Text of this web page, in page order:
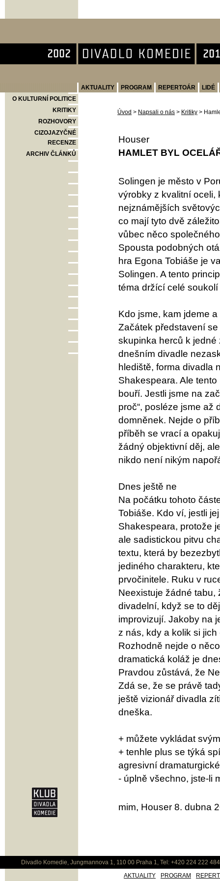
AKTUALITY PROGRAM REPERTOÁR
LIDÉ
O KULTURNÍ POLITICE
KRITIKY
ROZHOVORY
CIZOJAZYČNÉ
RECENZE
ARCHIV ČLÁNKŮ
Úvod > Napsali o nás > Kritiky >
Houser
HAMLET BYL
Solingen je město v
výrobky z kvalitní oceli,
nejznámějších
co mají tyto dvě
vůbec něco
Spousta podobných
hra Egona Tobiáše je
Solingen. A tento
téma držící celé
Kdo jsme, kam jdeme a
Začátek představení
skupinka herců k
dnešním divadle
hlediště, forma divadla
Shakespeara. Ale
bouří. Jestli jsme na
proč“, posléze jsme
domněnek. Nejde o
příběh se vrací a
žádný objektivní děj,
nikdo není nikým
Dnes ještě ne
Na počátku tohoto
Tobiáše. Kdo ví, jestli
Shakespeara, protože
ale sadistickou pitvu
textu, která by
jediného charakteru,
prvočinitele. Ruku v
Neexistuje žádné tabu,
divadelní, když se to
improvizují. Jakoby na
z nás, kdy a kolik si
Rozhodně nejde o
dramatická koláž je
Pravdou zůstává, že
Zdá se, že se právě
ještě vizionář divadla
dneška.
+ můžete vykládat
+ tenhle plus se týká
agresivní
- úplně všechno, jste-li
mim, Houser 8. dubna
Divadlo Komedie, Jungmannova 1, 110 00 Praha 1, Tel: +420 224 222
AKTUALITY
PROGRAM